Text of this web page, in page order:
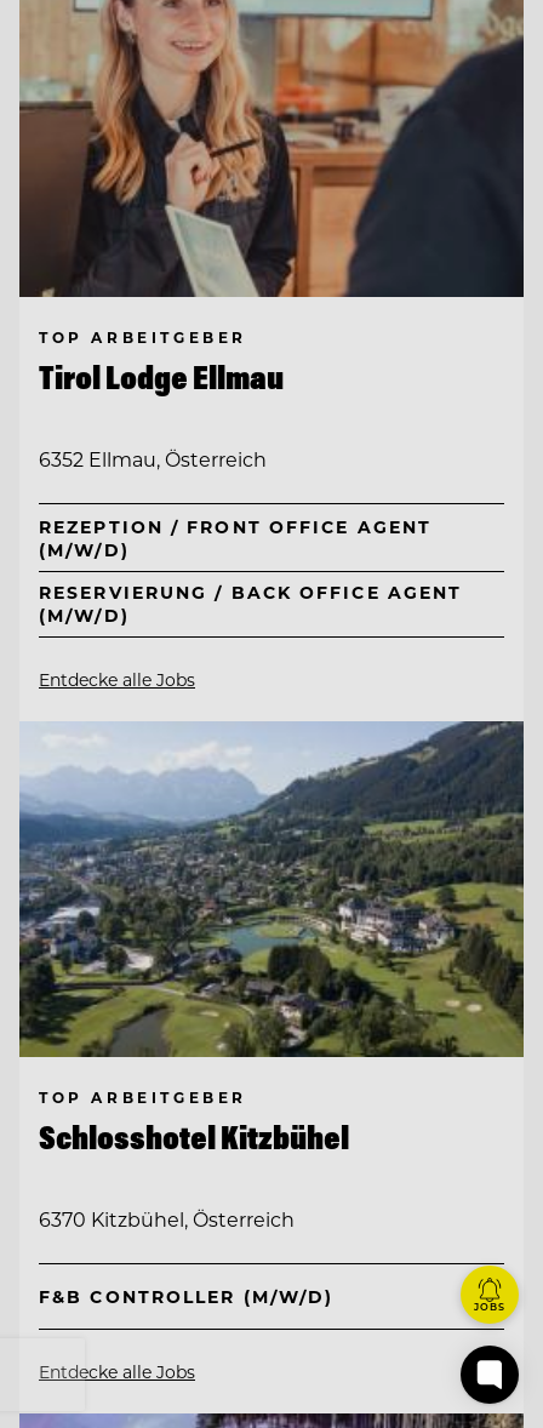
TOP ARBEITGEBER
Tirol Lodge Ellmau
6352 Ellmau, Österreich
REZEPTION / FRONT OFFICE AGENT
(M/W/D)
RESERVIERUNG / BACK OFFICE AGENT
(M/W/D)
Entdecke alle Jobs
TOP ARBEITGEBER
Schlosshotel Kitzbühel
6370 Kitzbühel, Österreich
F&B CONTROLLER (M/W/D)
Entdecke alle Jobs
JOBS